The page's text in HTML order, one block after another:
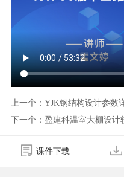
上一个：YJK钢结构设计参数
下一个：盈建科温室大棚设计
课件下载